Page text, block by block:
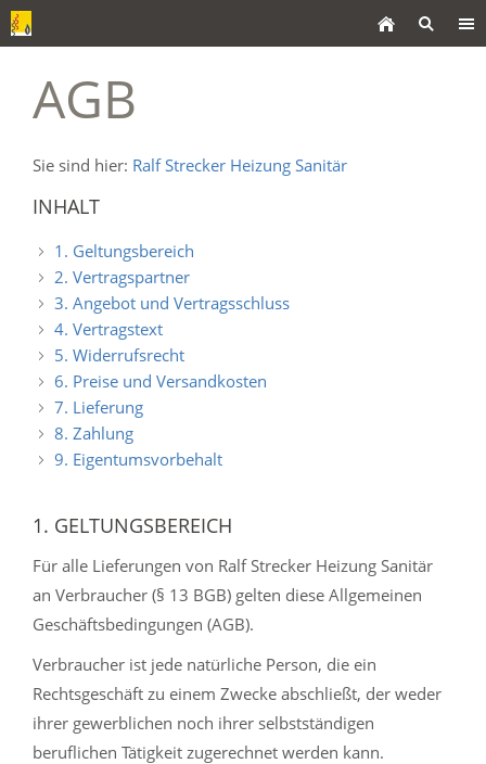
AGB
Sie sind hier: Ralf Strecker Heizung Sanitär
INHALT
1. Geltungsbereich
2. Vertragspartner
3. Angebot und Vertragsschluss
4. Vertragstext
5. Widerrufsrecht
6. Preise und Versandkosten
7. Lieferung
8. Zahlung
9. Eigentumsvorbehalt
1. GELTUNGSBEREICH
Für alle Lieferungen von Ralf Strecker Heizung Sanitär
an Verbraucher (§ 13 BGB) gelten diese Allgemeinen
Geschäftsbedingungen (AGB).
Verbraucher ist jede natürliche Person, die ein
Rechtsgeschäft zu einem Zwecke abschließt, der weder
ihrer gewerblichen noch ihrer selbstständigen
beruflichen Tätigkeit zugerechnet werden kann.